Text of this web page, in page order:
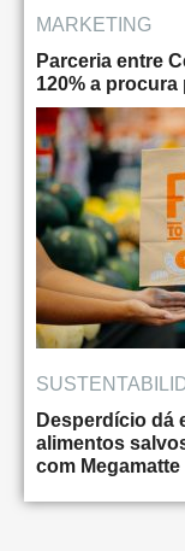
MARKETING
Parceria entre
120% a
Desperdício dá
alimentos
com Megamatte